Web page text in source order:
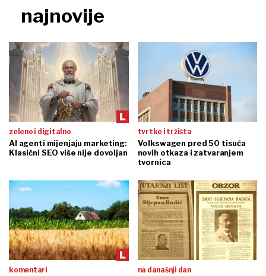
najnovije
zeleno i digitalno
AI agenti mijenjaju marketing:
Klasični SEO više nije dovoljan
tvrtke i tržišta
Volkswagen pred 50 tisuća
novih otkaza i zatvaranjem
tvornica
komentari na današnji dan